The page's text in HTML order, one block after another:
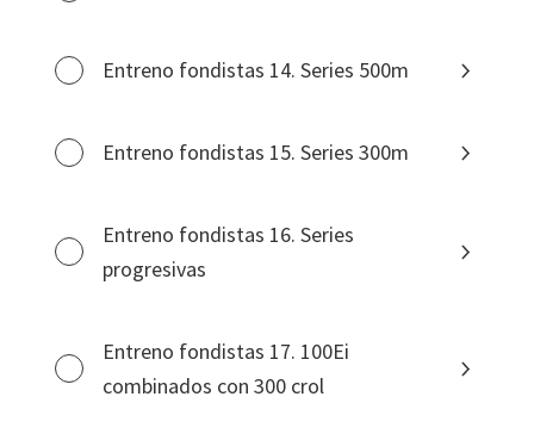
Entreno fondistas 14. Series 500m
Entreno fondistas 15. Series 300m
Entreno fondistas 16. Series
progresivas
Entreno fondistas 17. 100Ei
combinados con 300 crol